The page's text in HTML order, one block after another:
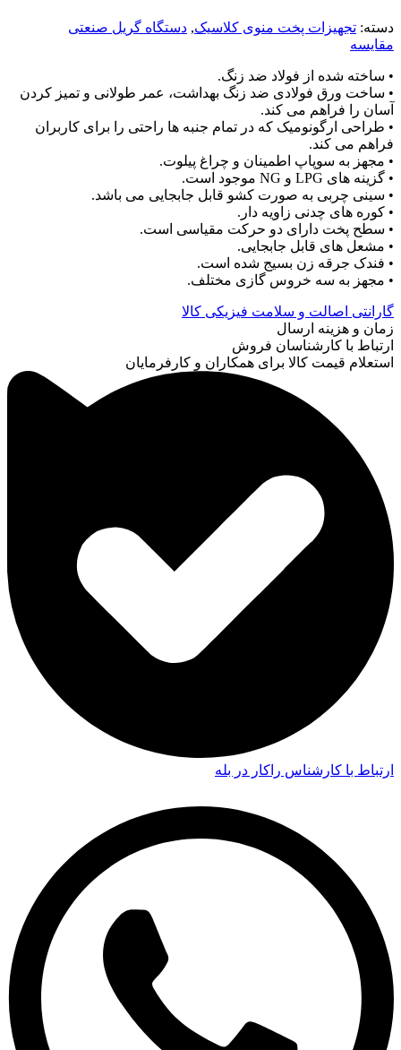
دسته: تجهیزات پخت منوی کلاسیک, دستگاه گریل صنعتی
مقایسه
• ساخته شده از فولاد ضد زنگ.
• ساخت ورق فولادی ضد زنگ بهداشت، عمر طولانی و تمیز کردن
آسان را فراهم می کند.
• طراحی ارگونومیک که در تمام جنبه ها راحتی را برای کاربران
فراهم می کند.
• مجهز به سوپاپ اطمینان و چراغ پیلوت.
• گزینه های LPG و NG موجود است.
• سینی چربی به صورت کشو قابل جابجایی می باشد.
• کوره های چدنی زاویه دار.
• سطح پخت دارای دو حرکت مقیاسی است.
• مشعل های قابل جابجایی.
• فندک جرقه زن بسیج شده است.
• مجهز به سه خروس گازی مختلف.
گارانتی اصالت و سلامت فیزیکی کالا
زمان و هزینه ارسال
ارتباط با کارشناسان فروش
استعلام قیمت کالا برای همکاران و کارفرمایان
ارتباط با کارشناس راکار در بله